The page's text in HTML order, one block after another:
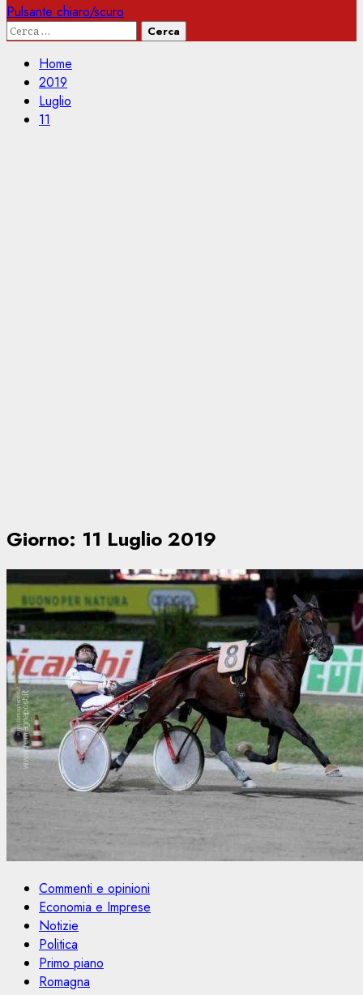
Pulsante chiaro/scuro
Ricerca
Home
2019
Luglio
11
Giorno: 11 Luglio 2019
Commenti e opinioni
Economia e Imprese
Notizie
Politica
Primo piano
Romagna